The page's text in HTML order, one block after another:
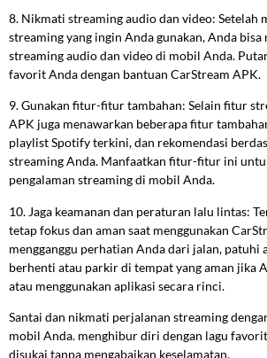
8. Nikmati streaming audio dan video: Setelah
streaming yang ingin Anda gunakan, Anda
streaming audio dan video di mobil Anda.
favorit Anda dengan bantuan CarStream APK.
9. Gunakan fitur-fitur tambahan: Selain fitur
APK juga menawarkan beberapa fitur
playlist Spotify terkini, dan rekomendasi
streaming Anda. Manfaatkan fitur-fitur ini
pengalaman streaming di mobil Anda.
10. Jaga keamanan dan peraturan lalu lintas:
tetap fokus dan aman saat menggunakan
mengganggu perhatian Anda dari jalan, patuhi
berhenti atau parkir di tempat yang aman jika
atau menggunakan aplikasi secara rinci.
Santai dan nikmati perjalanan streaming
mobil Anda. menghibur diri dengan lagu
disukai tanpa mengabaikan keselamatan.